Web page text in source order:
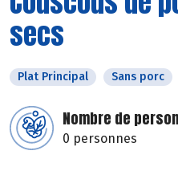
secs
Plat Principal Sans porc
Nombre de
0 personnes